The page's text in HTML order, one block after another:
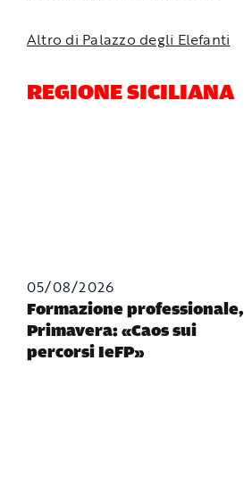
Altro di Palazzo degli Elefanti
REGIONE SICILIANA
05/08/2026
Formazione professionale,
Primavera: «Caos sui
percorsi IeFP»